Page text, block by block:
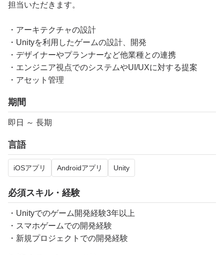
担当いただきます。
・アーキテクチャの設計
・Unityを利用したゲームの設計、開発
・デザイナーやプランナーなど他業種との連携
・エンジニア視点でのシステムやUI/UXに対する提案
・アセット管理
期間
即日 ～ 長期
言語
iOSアプリ Androidアプリ Unity
必須スキル・経験
・Unityでのゲーム開発経験3年以上
・スマホゲームでの開発経験
・新規プロジェクトでの開発経験